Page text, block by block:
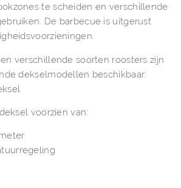
te scheiden en verschillende
De barbecue is uitgerust
verschillende soorten roosters zijn
dekselmodellen beschikbaar:
voorzien van: